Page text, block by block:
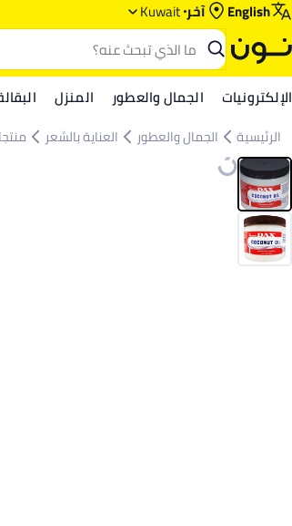
English آخر Kuwait
الإلكترونيات الجمال والعطور المنزل
الرئيسية الجمال والعطور العناية بالشعر